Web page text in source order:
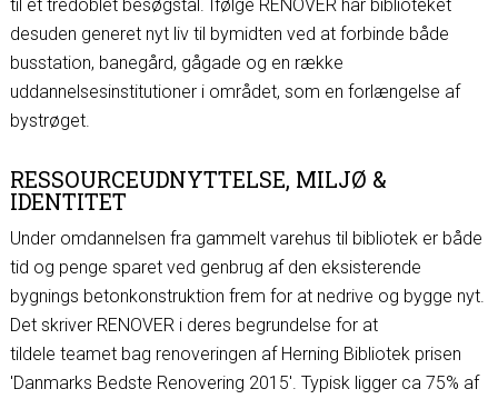
til et tredoblet besøgstal. Ifølge RENOVER har biblioteket
desuden generet nyt liv til bymidten ved at forbinde både
busstation, banegård, gågade og en række
uddannelsesinstitutioner i området, som en forlængelse af
bystrøget.
RESSOURCEUDNYTTELSE, MILJØ &
IDENTITET
Under omdannelsen fra gammelt varehus til bibliotek er både
tid og penge sparet ved genbrug af den eksisterende
bygnings betonkonstruktion frem for at nedrive og bygge nyt.
Det skriver RENOVER i deres begrundelse for at
tildele teamet bag renoveringen af Herning Bibliotek prisen
'Danmarks Bedste Renovering 2015'. Typisk ligger ca 75% af